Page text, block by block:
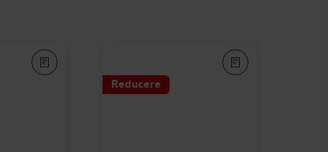
calitate și preț mic
Reducere